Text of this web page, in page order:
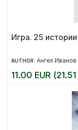
Игра. 25
AUTHOR: Ангел Иванов
11.00 EUR